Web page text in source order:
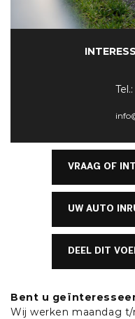
Tel.:
VRAAG OF
UW AUTO
DEEL DIT
Bent u
Wij werken maandag